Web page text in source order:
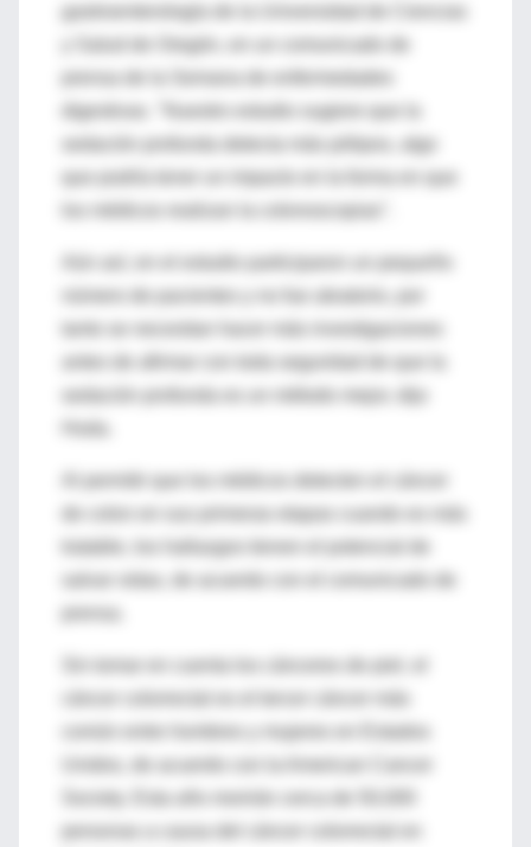
gastroenterología de la Universidad de Ciencias
y Salud de Oregón, en un comunicado de
digestivas. "Nuestro estudio sugiere que la
sedación profunda detecta más pólipos, algo
Aún así, en el estudio participaron un pequeño
tanto se necesitan hacer más investigaciones
antes de afirmar con toda seguridad de que la
de colon en sus primeras etapas cuando es más
tratable, los hallazgos tienen el potencial de